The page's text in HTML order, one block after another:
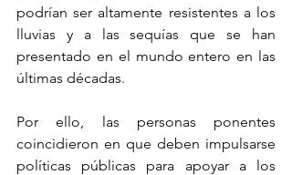
podrían ser altamente resistentes a los
lluvias y a las sequías que se han
presentado en el mundo entero en las
últimas décadas.
Por ello, las personas ponentes
coincidieron en que deben impulsarse
políticas públicas para apoyar a los